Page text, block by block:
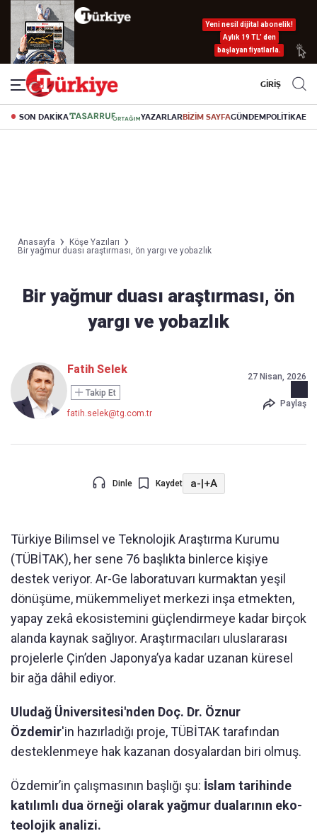
Yeni nesil dijital abonelik!
Aylık 19 TL’ den
başlayan fiyatlarla.
GİRİŞ
SON DAKİKA YAZARLARBİZİM SAYFAGÜNDEMPOLİTİKA
Anasayfa
Köşe Yazıları
Bir yağmur duası araştırması, ön yargı ve yobazlık
Bir yağmur duası araştırması, ön
yargı ve yobazlık
Fatih Selek
Takip Et
fatih.selek@tg.com.tr
27 Nisan, 2026
Paylaş
Dinle Kaydet a-|+A
Türkiye Bilimsel ve Teknolojik Araştırma Kurumu
(TÜBİTAK), her sene 76 başlıkta binlerce kişiye
destek veriyor. Ar-Ge laboratuvarı kurmaktan yeşil
dönüşüme, mükemmeliyet merkezi inşa etmekten,
yapay zekâ ekosistemini güçlendirmeye kadar birçok
alanda kaynak sağlıyor. Araştırmacıları uluslararası
projelerle Çin’den Japonya’ya kadar uzanan küresel
bir ağa dâhil ediyor.
Uludağ Üniversitesi'nden Doç. Dr. Öznur
Özdemir'in hazırladığı proje, TÜBİTAK tarafından
desteklenmeye hak kazanan dosyalardan biri olmuş.
Özdemir’in çalışmasının başlığı şu: İslam tarihinde
katılımlı dua örneği olarak yağmur dualarının eko-
teolojik analizi.